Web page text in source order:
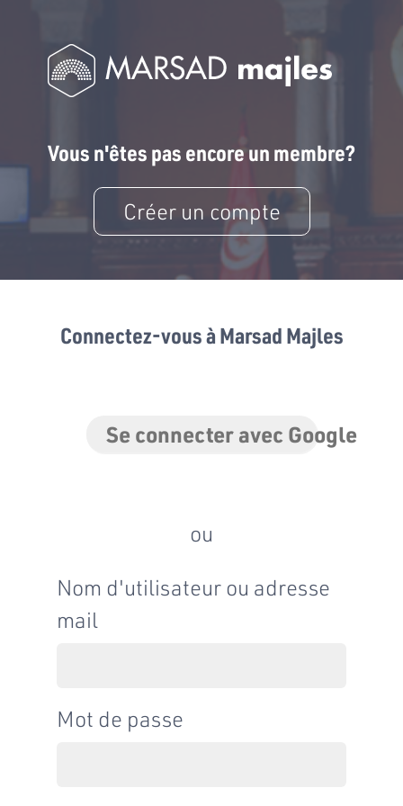
Vous n'êtes pas encore un membre?
Créer un compte
Connectez-vous à Marsad Majles
Se connecter avec Google
ou
Nom d'utilisateur ou adresse
mail
Mot de passe